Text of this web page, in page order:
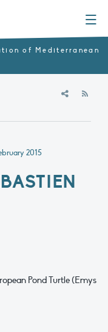
of Mediterranean
2015
Pond Turtle (Emys